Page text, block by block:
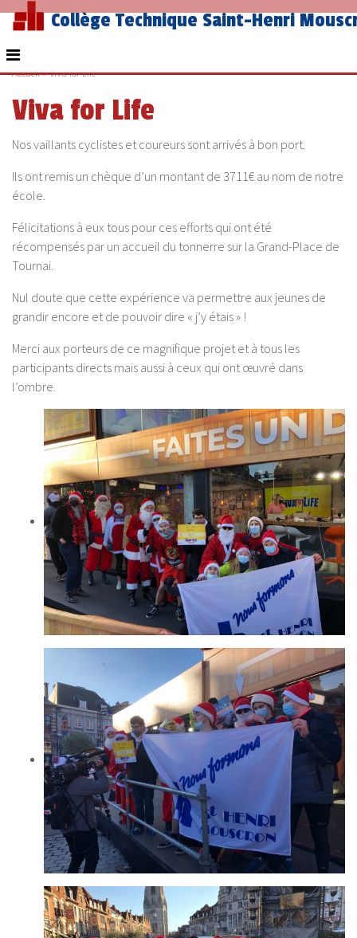
Collège Technique Saint-Henri
Accueil»Viva for Life
Viva for Life
Nos vaillants cyclistes et coureurs sont arrivés à bon port.
Ils ont remis un chèque d’un montant de 3711€ au nom de notre
école.
Félicitations à eux tous pour ces efforts qui ont été
récompensés par un accueil du tonnerre sur la Grand-Place de
Tournai.
Nul doute que cette expérience va permettre aux jeunes de
grandir encore et de pouvoir dire « j’y étais » !
Merci aux porteurs de ce magnifique projet et à tous les
participants directs mais aussi à ceux qui ont œuvré dans
l’ombre.